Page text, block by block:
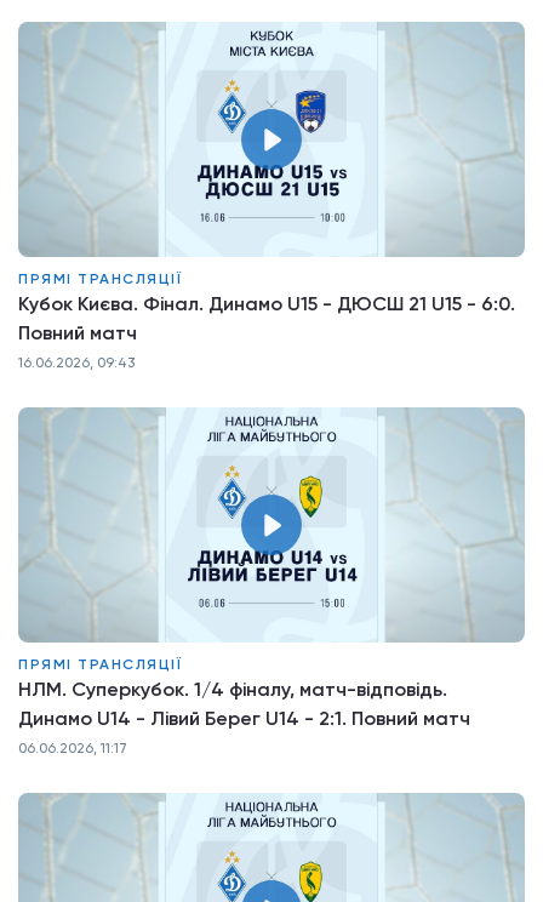
ПРЯМІ ТРАНСЛЯЦІЇ
Кубок Києва. Фінал. Динамо U15 - ДЮСШ 21 U15 - 6:0.
Повний матч
16.06.2026, 09:43
ПРЯМІ ТРАНСЛЯЦІЇ
НЛМ. Суперкубок. 1/4 фіналу, матч-відповідь.
Динамо U14 - Лівий Берег U14 - 2:1. Повний матч
06.06.2026, 11:17